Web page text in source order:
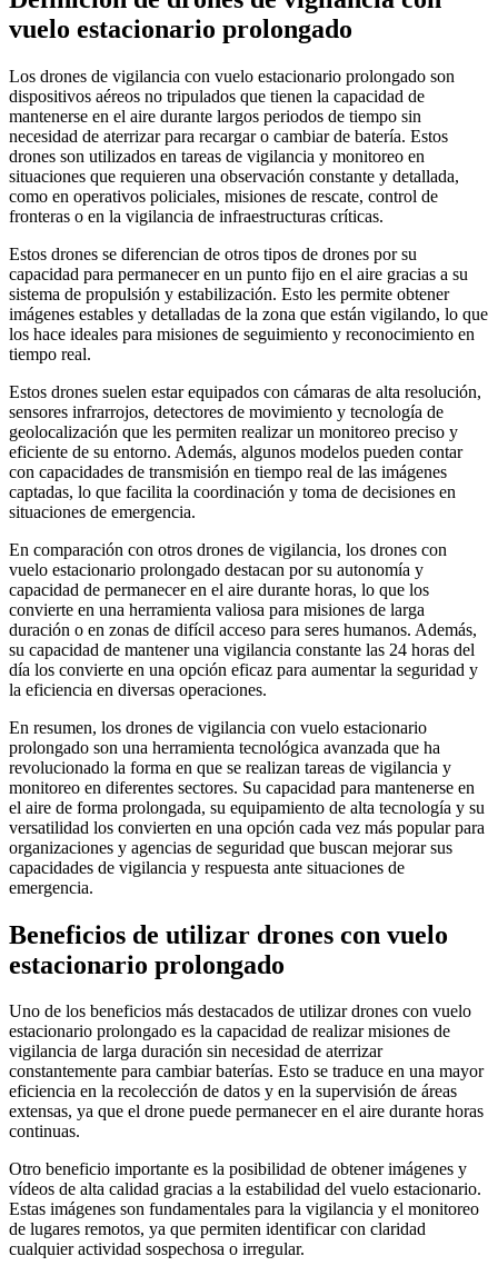
vuelo estacionario prolongado
Los drones de vigilancia con vuelo estacionario prolongado son
dispositivos aéreos no tripulados que tienen la capacidad de
mantenerse en el aire durante largos periodos de tiempo sin
necesidad de aterrizar para recargar o cambiar de batería. Estos
drones son utilizados en tareas de vigilancia y monitoreo en
situaciones que requieren una observación constante y detallada,
como en operativos policiales, misiones de rescate, control de
fronteras o en la vigilancia de infraestructuras críticas.
Estos drones se diferencian de otros tipos de drones por su
capacidad para permanecer en un punto fijo en el aire gracias a su
sistema de propulsión y estabilización. Esto les permite obtener
imágenes estables y detalladas de la zona que están vigilando, lo que
los hace ideales para misiones de seguimiento y reconocimiento en
tiempo real.
Estos drones suelen estar equipados con cámaras de alta resolución,
sensores infrarrojos, detectores de movimiento y tecnología de
geolocalización que les permiten realizar un monitoreo preciso y
eficiente de su entorno. Además, algunos modelos pueden contar
con capacidades de transmisión en tiempo real de las imágenes
captadas, lo que facilita la coordinación y toma de decisiones en
situaciones de emergencia.
En comparación con otros drones de vigilancia, los drones con
vuelo estacionario prolongado destacan por su autonomía y
capacidad de permanecer en el aire durante horas, lo que los
convierte en una herramienta valiosa para misiones de larga
duración o en zonas de difícil acceso para seres humanos. Además,
su capacidad de mantener una vigilancia constante las 24 horas del
día los convierte en una opción eficaz para aumentar la seguridad y
la eficiencia en diversas operaciones.
En resumen, los drones de vigilancia con vuelo estacionario
prolongado son una herramienta tecnológica avanzada que ha
revolucionado la forma en que se realizan tareas de vigilancia y
monitoreo en diferentes sectores. Su capacidad para mantenerse en
el aire de forma prolongada, su equipamiento de alta tecnología y su
versatilidad los convierten en una opción cada vez más popular para
organizaciones y agencias de seguridad que buscan mejorar sus
capacidades de vigilancia y respuesta ante situaciones de
emergencia.
Beneficios de utilizar drones con vuelo
estacionario prolongado
Uno de los beneficios más destacados de utilizar drones con vuelo
estacionario prolongado es la capacidad de realizar misiones de
vigilancia de larga duración sin necesidad de aterrizar
constantemente para cambiar baterías. Esto se traduce en una mayor
eficiencia en la recolección de datos y en la supervisión de áreas
extensas, ya que el drone puede permanecer en el aire durante horas
continuas.
Otro beneficio importante es la posibilidad de obtener imágenes y
vídeos de alta calidad gracias a la estabilidad del vuelo estacionario.
Estas imágenes son fundamentales para la vigilancia y el monitoreo
de lugares remotos, ya que permiten identificar con claridad
cualquier actividad sospechosa o irregular.